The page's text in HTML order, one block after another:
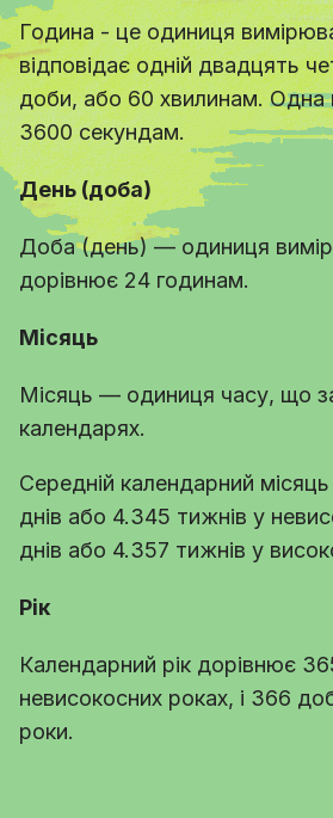
Година - це одиниця
відповідає одній двадцять
доби, або 60 хвилинам. Одна
3600 секундам.
День (доба)
Доба (день) — одиниця
дорівнює 24 годинам.
Місяць
Місяць — одиниця часу, що
календарях.
Середній календарний
днів або 4.345 тижнів у
днів або 4.357 тижнів у
Рік
Календарний рік дорівнює
невисокосних роках, і 366
роки.